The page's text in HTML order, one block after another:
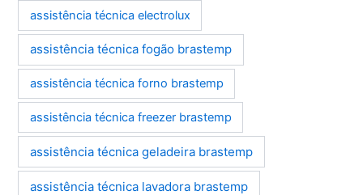
assistência técnica electrolux
assistência técnica fogão brastemp
assistência técnica forno brastemp
assistência técnica freezer brastemp
assistência técnica geladeira brastemp
assistência técnica lavadora brastemp